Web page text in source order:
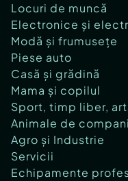
Locuri de muncă
Electronice și
Modă și frumusețe
Piese auto
Casă și grădină
Mama și copilul
Sport, timp liber,
Animale de
Agro și Industrie
Servicii
Echipamente